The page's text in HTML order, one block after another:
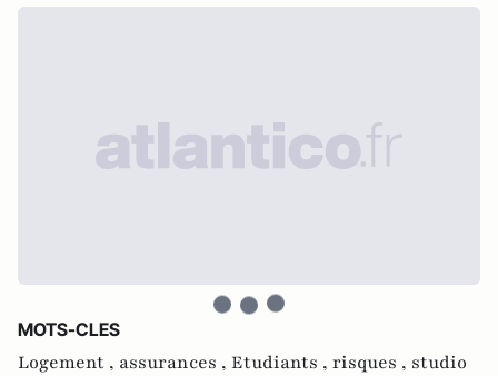
MOTS-CLES
Logement , assurances , Etudiants , risques , studio